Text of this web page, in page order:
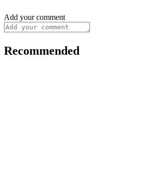
Add your comment
Recommended